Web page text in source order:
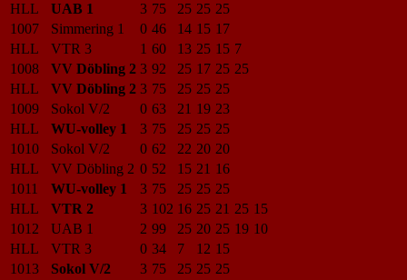
HLL
UAB 1 3 75 25 25 25
1007
Simmering 1 0 46 14 15 17
HLL
VTR 3 1 60 13 25 15 7
1008
VV Döbling 2 3 92 25 17 25 25
HLL
VV Döbling 2 3 75 25 25 25
1009
Sokol V/2 0 63 21 19 23
HLL
WU-volley 1 3 75 25 25 25
1010
Sokol V/2 0 62 22 20 20
HLL
VV Döbling 2 0 52 15 21 16
1011
WU-volley 1 3 75 25 25 25
HLL
VTR 2 3 102 16 25 21 25 15
1012
UAB 1 2 99 25 20 25 19 10
HLL
VTR 3 0 34 7 12 15
1013
Sokol V/2 3 75 25 25 25